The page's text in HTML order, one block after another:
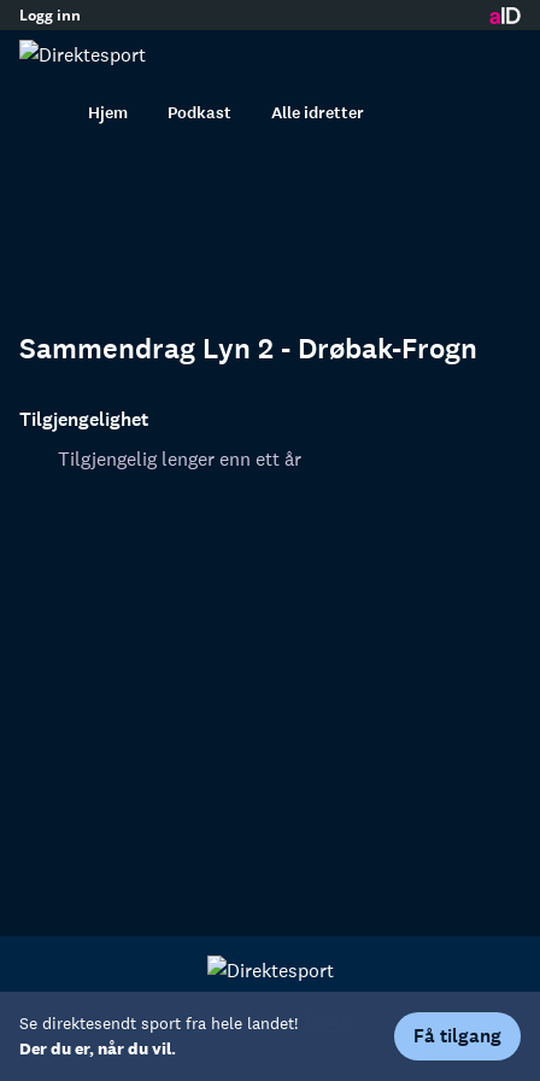
innhold
Logg inn
Hjem Podkast Alle idretter
Se direktesendt sport fra hele landet!
Der du er, når du vil.
Få tilgang
Sammendrag Lyn 2 - Drøbak-Frogn
Tilgjengelighet
Tilgjengelig lenger enn ett år
Personvern